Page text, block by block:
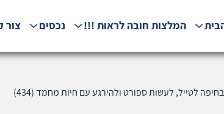
המלצות חובה לראות !!! נכסים צור
לטייל, לעשות ספורט ולהירגע עם חיות מחמד (434)